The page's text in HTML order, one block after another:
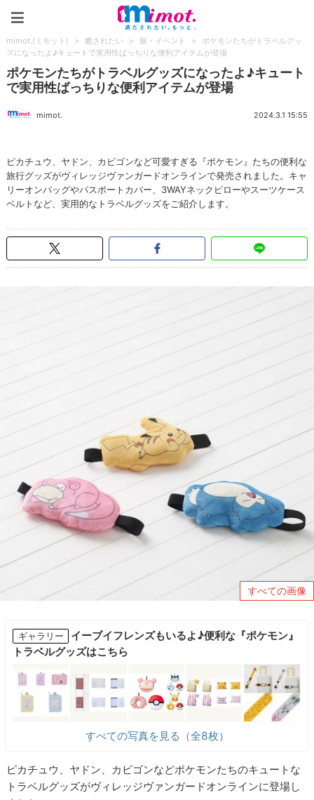
mimot.(ミモット) > 癒されたい > 旅・イベント >
ポケモンたちがトラベルグッ
ズになったよ♪キュートで実用性ばっちりな便利アイテムが登場
ポケモンたちがトラベルグッズになったよ♪キュート
で実用性ばっちりな便利アイテムが登場
mimot. 2024.3.1 15:55
ピカチュウ、ヤドン、カビゴンなど可愛すぎる『ポケモン』たちの便利な
旅行グッズがヴィレッジヴァンガードオンラインで発売されました。キャ
リーオンバッグやパスポートカバー、3WAYネックピローやスーツケース
ベルトなど、実用的なトラベルグッズをご紹介します。
すべての画像
ギャラリー
イーブイフレンズもいるよ♪便利な『ポケモン』
トラベルグッズはこちら
すべての写真を見る（全8枚）
ピカチュウ、ヤドン、カビゴンなどポケモンたちのキュートな
トラベルグッズがヴィレッジヴァンガードオンラインに登場し